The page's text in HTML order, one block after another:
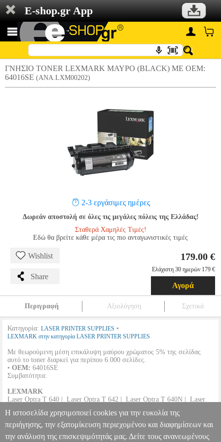
E-shop.gr App
ΓΝΗΣΙΟ TONER LEXMARK ΜΑΥΡΟ (BLACK) ΜΕ OEM:
64016SE (ANA.LXM00202)
2-3 εργάσιμες ημέρες
Δωρεάν αποστολή σε όλες τις μεγάλες πόλεις της Ελλάδας!
Σταθερά Χαμηλές Τιμές!
Εδώ θα βρείτε κάθε μέρα τις πιο ανταγωνιστικές τιμές
Wishlist
Share
179.00 €
Ελάχιστη 30 ημερών 179 €
Αγορά
Περιγραφή Αξιολόγηση Σχετικά
Κατηγορία: LASER PRINTER SUPPLIES •
LEXMARK στην κατηγορία LASER PRINTER SUPPLIES
Με θεωρούμενη μέση επικάλυψη μαύρου χρώματος 5% της σελίδας
αυτό το toner διαρκεί για περίπου 6.000 σελίδες.
• OEM: 64016SE
Συμβατότητα:
LEXMARK
Laser Optra T 640 | Laser Optra T 642 | Laser Optra T 640N | Laser
Optra T 642TN | Laser Optra T 642DTN | Laser Optra T 644 | Laser
Optra T 644N | Laser Optra T 644TN | Laser Optra T 644DTN |
ΓΝΗΣΙΟ TONER LEXMARK ΜΑΥΡΟ (BLACK) ΜΕ OEM:
Η ιστοσελίδα χρησιμοποιεί cookies για την ευκολία της
περιήγησης, την εξατομίκευση περιεχομένου και διαφημίσεων και
την ανάλυση της επισκεψιμότητάς μας. Δείτε τους ανανεωμένους